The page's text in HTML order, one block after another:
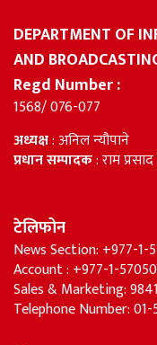
DEPARTMENT OF
AND
Regd Number :
1568/ 076-077
अध्यक्ष: अनिल न्यौपाने
प्रधान सम्पादक: राम
टेलिफोन
News Section: +977-1-
Account : +977-1-
Sales & Marketing:
Telephone Number: 01-